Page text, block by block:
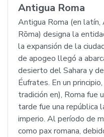
Antigua Roma
Antigua Roma (en latín,
Rōma) designa la
la expansión de la
de apogeo llegó a
desierto del Sahara y
Éufrates. En un
tradición en), Roma fue
tarde fue una república
imperio. Al período de
como pax romana,